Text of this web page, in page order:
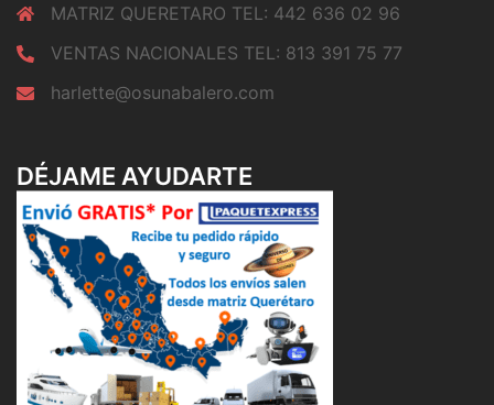
MATRIZ QUERETARO TEL: 442 636 02 96
VENTAS NACIONALES TEL: 813 391 75 77
harlette@osunabalero.com
DÉJAME AYUDARTE